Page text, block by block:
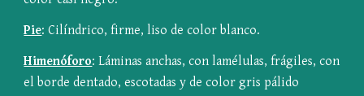
Pie: Cilíndrico, firme, liso de color blanco.
Himenóforo: Láminas anchas, con lamélulas, frágiles, con
el borde dentado, escotadas y de color gris pálido